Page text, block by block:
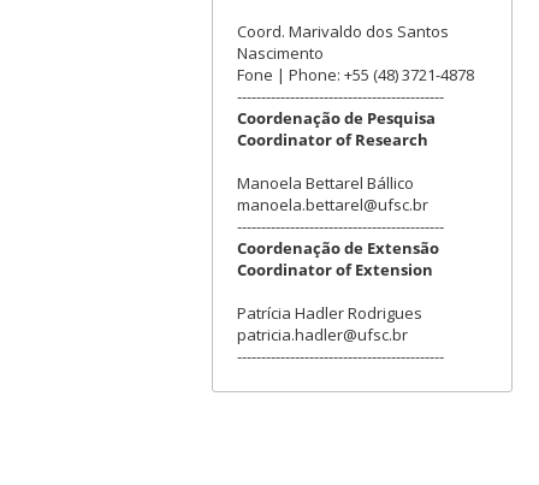
Coord. Marivaldo dos Santos
Nascimento
Fone | Phone: +55 (48) 3721-4878
-------------------------------------------
Coordenação de Pesquisa
Coordinator of Research
Manoela Bettarel Bállico
manoela.bettarel@ufsc.br
-------------------------------------------
Coordenação de Extensão
Coordinator of Extension
Patrícia Hadler Rodrigues
patricia.hadler@ufsc.br
-------------------------------------------